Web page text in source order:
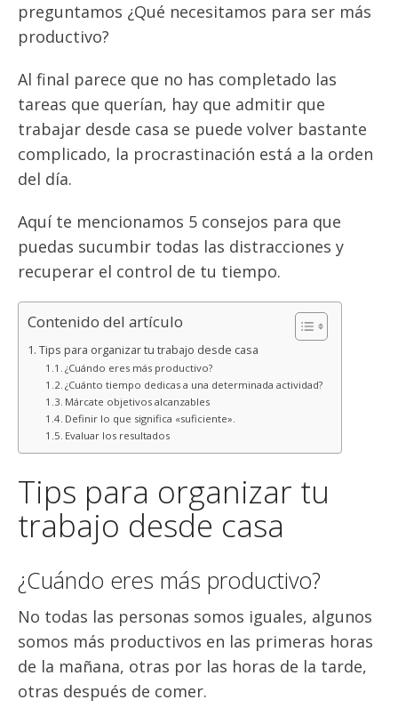
preguntamos ¿Qué necesitamos para ser más
productivo?
Al final parece que no has completado las
tareas que querían, hay que admitir que
trabajar desde casa se puede volver bastante
complicado, la procrastinación está a la orden
del día.
Aquí te mencionamos 5 consejos para que
puedas sucumbir todas las distracciones y
recuperar el control de tu tiempo.
Contenido del artículo
Tips para organizar tu trabajo desde casa
¿Cuándo eres más productivo?
¿Cuánto tiempo dedicas a una determinada actividad?
Márcate objetivos alcanzables
Definir lo que significa «suficiente».
Evaluar los resultados
Tips para organizar tu
trabajo desde casa
¿Cuándo eres más productivo?
No todas las personas somos iguales, algunos
somos más productivos en las primeras horas
de la mañana, otras por las horas de la tarde,
otras después de comer.